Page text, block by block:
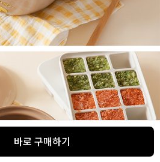
바로 구매하기